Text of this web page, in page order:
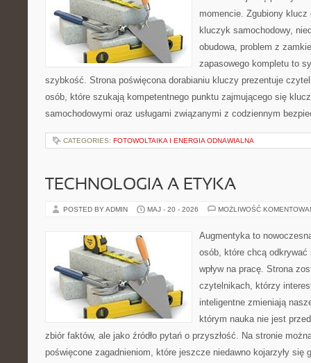
momencie. Zgubiony
kluczyk samochodowy,
obudowa, problem z
zapasowego kompletu to
szybkość. Strona poświęcona dorabianiu kluczy prezentuje
osób, które szukają kompetentnego punktu zajmującego się
samochodowymi oraz usługami związanymi z codziennym
CATEGORIES: FOTOWOLTAIKA I ENERGIA ODNAWIALNA
TECHNOLOGIA A ETYKA
POSTED BY ADMIN MAJ - 20 - 2026 MOŻLIWOŚĆ
Augmentyka to
osób, które chcą
wpływ na pracę. Strona
czytelnikach, którzy
inteligentne zmieniają
którym nauka nie jest
zbiór faktów, ale jako źródło pytań o przyszłość. Na stronie
poświęcone zagadnieniom, które jeszcze niedawno kojarzyły się